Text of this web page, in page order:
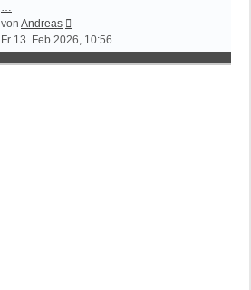
…
von Andreas
Beitrag
Fr 13. Feb 2026, 10:56